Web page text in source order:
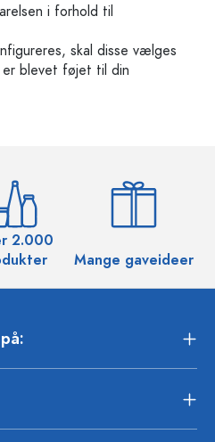
i forhold til
skal disse vælges
blevet føjet til din
2.000
Mange gaveideer